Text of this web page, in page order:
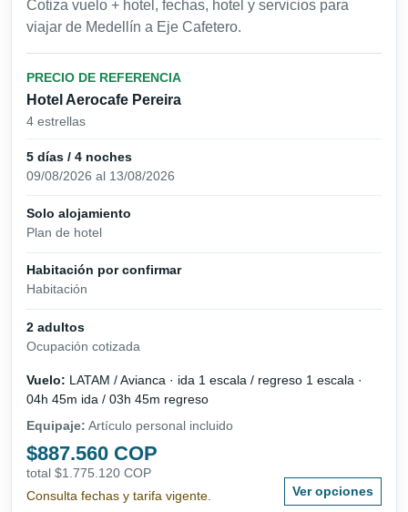
Cotiza vuelo + hotel, fechas, hotel y servicios para
viajar de Medellín a Eje Cafetero.
PRECIO DE REFERENCIA
Hotel Aerocafe Pereira
4 estrellas
5 días / 4 noches
09/08/2026 al 13/08/2026
Solo alojamiento
Plan de hotel
Habitación por confirmar
Habitación
2 adultos
Ocupación cotizada
Vuelo: LATAM / Avianca · ida 1 escala / regreso 1 escala ·
04h 45m ida / 03h 45m regreso
Equipaje: Artículo personal incluido
$887.560 COP
total $1.775.120 COP
Consulta fechas y tarifa vigente.
Ver opciones